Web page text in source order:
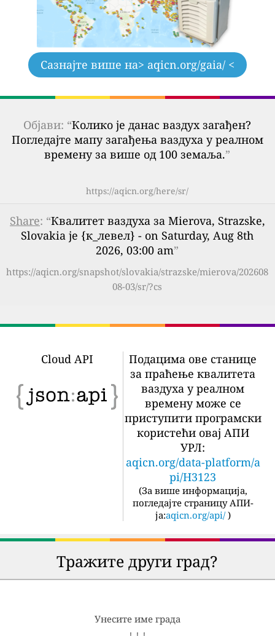
Сазнајте више на> aqicn.org/gaia/ <
Објави: “Колико је данас ваздух загађен?
Погледајте мапу загађења ваздуха у реалном
времену за више од 100 земаља.”
https://aqicn.org/here/sr/
Share: “Квалитет ваздуха за Mierova, Strazske,
Slovakia је {к_левел} - on Saturday, Aug 8th
2026, 03:00 am”
https://aqicn.org/snapshot/slovakia/strazske/mierova/202608
08-03/sr/?cs
Cloud API
Подацима ове станице
за праћење квалитета
ваздуха у реалном
времену може се
приступити програмски
користећи овај АПИ
УРЛ:
aqicn.org/data-platform/a
pi/H3123
(За више информација,
погледајте страницу АПИ-
ја:aqicn.org/api/ )
Тражите други град?
Унесите име града